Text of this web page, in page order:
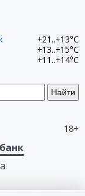
Найти
+21..+13°C
+13..+15°C
+11..+14°C
18+